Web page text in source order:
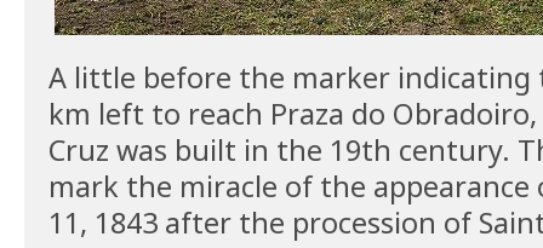
A little before the marker indicating
km left to reach Praza do
Cruz was built in the 19th century.
mark the miracle of the appearance
11, 1843 after the procession of